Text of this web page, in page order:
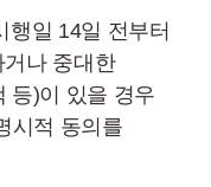
행일 14일 전부터
나 중대한
등)이 있을 경우
시적 동의를